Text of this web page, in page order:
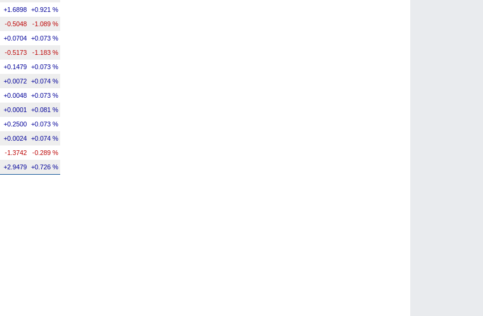
+1.6898 +0.921 %
-0.5048 -1.089 %
+0.0704 +0.073 %
-0.5173 -1.183 %
+0.1479 +0.073 %
+0.0072 +0.074 %
+0.0048 +0.073 %
+0.0001 +0.081 %
+0.2500 +0.073 %
+0.0024 +0.074 %
-1.3742 -0.289 %
+2.9479 +0.726 %